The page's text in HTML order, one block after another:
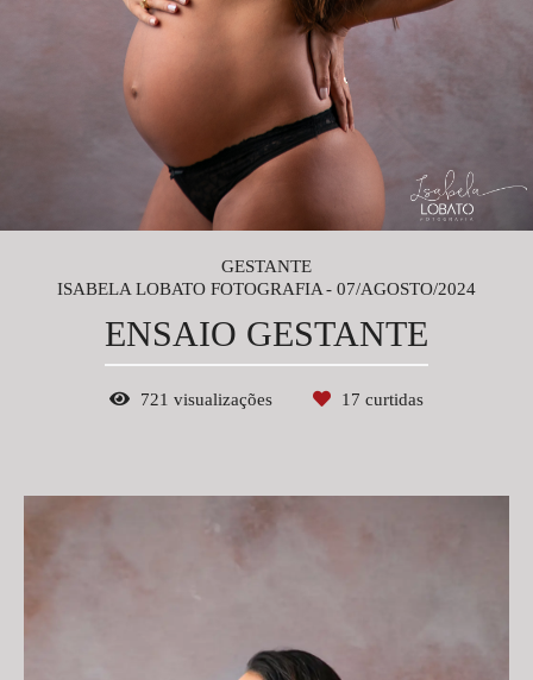
GESTANTE
ISABELA LOBATO FOTOGRAFIA
07/AGOSTO/2024
ENSAIO GESTANTE
721 visualizações 17 curtidas